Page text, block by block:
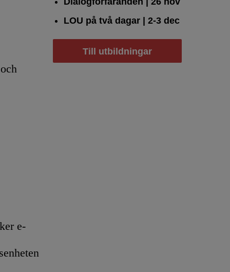
e-
LOU på två dagar | 2-3 dec
Till utbildningar